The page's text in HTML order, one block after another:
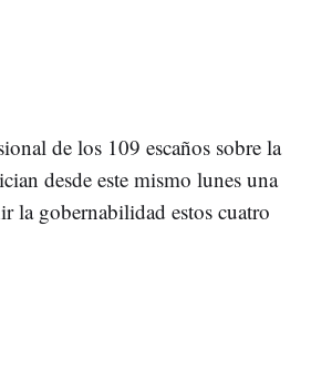
de los 109 escaños sobre la
desde este mismo lunes una
la gobernabilidad estos cuatro